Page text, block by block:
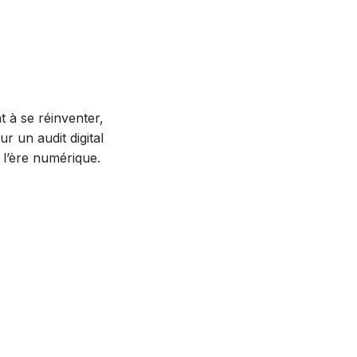
à se réinventer,
un audit digital
numérique.